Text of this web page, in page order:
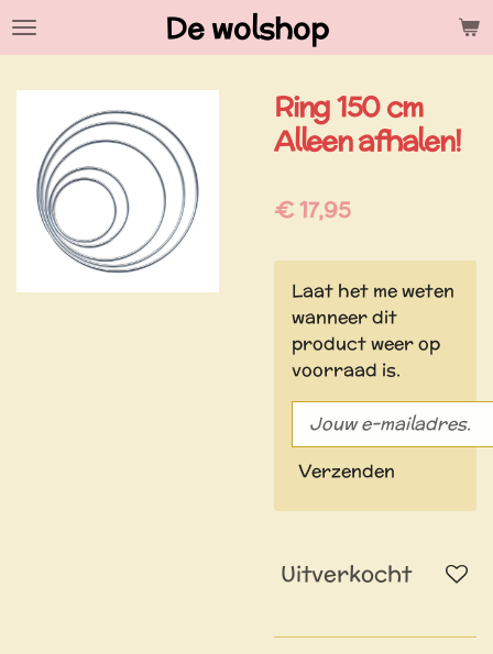
Ga
hoofdinhoud
De wolshop
Ring 150 cm
Alleen afhalen!
€ 17,95
Laat het me weten
wanneer dit
product weer op
voorraad is.
Verzenden
Uitverkocht